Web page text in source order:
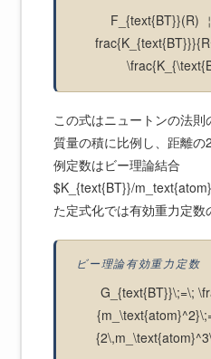
F_{text{BT}}(R)
この式はニュートンの法則
質量の積に比例し、距離
例定数はビー理論結合
$K_{text{BT}}/
た定式化では有効重力定数
ビー理論有効重力定数
G_{text{BT}}\;=\;